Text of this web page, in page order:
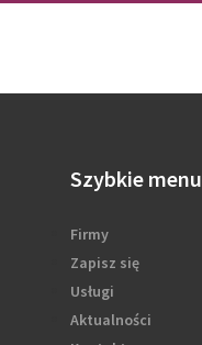
Szybkie menu
Firmy
Zapisz się
Usługi
Aktualności